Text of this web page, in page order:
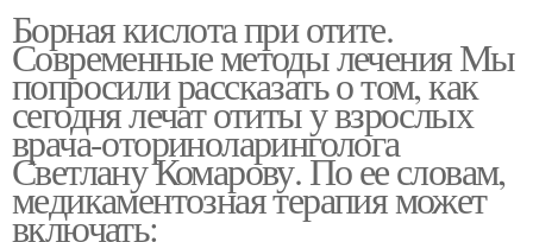
Борная кислота при отите.
Современные методы лечения Мы
попросили рассказать о том, как
сегодня лечат отиты у взрослых
врача-оториноларинголога
Светлану Комарову. По ее словам,
медикаментозная терапия может
включать: